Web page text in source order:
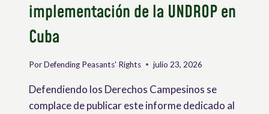
implementación de la UNDROP en
Cuba
PorDefending Peasants' Rights julio 23, 2026
Defendiendo los Derechos Campesinos se
complace de publicar este informe dedicado al